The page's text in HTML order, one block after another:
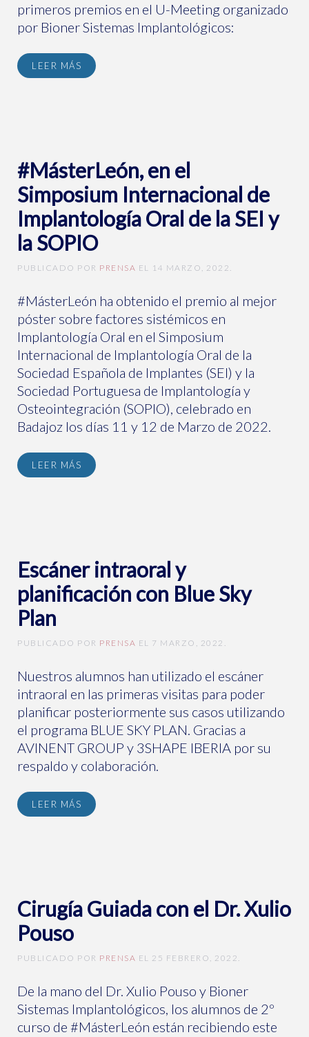
primeros premios en el U-Meeting organizado
por Bioner Sistemas Implantológicos:
LEER MÁS
#MásterLeón, en el
Simposium Internacional de
Implantología Oral de la SEI y
la SOPIO
PUBLICADO POR PRENSA EL 14 MARZO, 2022 .
#MásterLeón ha obtenido el premio al mejor
póster sobre factores sistémicos en
Implantología Oral en el Simposium
Internacional de Implantología Oral de la
Sociedad Española de Implantes (SEI) y la
Sociedad Portuguesa de Implantología y
Osteointegración (SOPIO), celebrado en
Badajoz los días 11 y 12 de Marzo de 2022.
LEER MÁS
Escáner intraoral y
planificación con Blue Sky
Plan
PUBLICADO POR PRENSA EL 7 MARZO, 2022 .
Nuestros alumnos han utilizado el escáner
intraoral en las primeras visitas para poder
planificar posteriormente sus casos utilizando
el programa BLUE SKY PLAN. Gracias a
AVINENT GROUP y 3SHAPE IBERIA por su
respaldo y colaboración.
LEER MÁS
Cirugía Guiada con el Dr. Xulio
Pouso
PUBLICADO POR PRENSA EL 25 FEBRERO, 2022 .
De la mano del Dr. Xulio Pouso y Bioner
Sistemas Implantológicos, los alumnos de 2º
curso de #MásterLeón están recibiendo este